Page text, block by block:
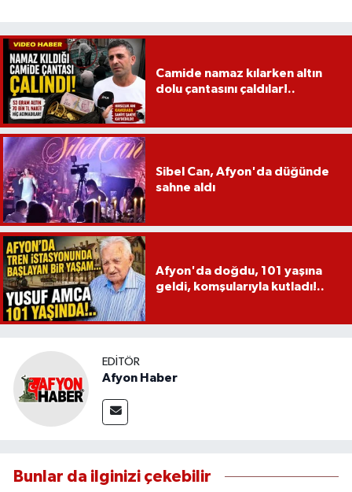
Camide namaz kılarken altın
dolu çantasını çaldılar!..
Sibel Can, Afyon'da düğünde
sahne aldı
Afyon'da doğdu, 101 yaşına
geldi, komşularıyla kutladı!..
EDITÖR
Afyon Haber
Bunlar da ilginizi çekebilir